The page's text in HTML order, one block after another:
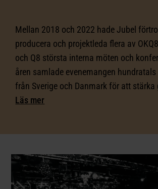
Mellan 2018 och 2022 hade Jubel
producera och projektleda flera av
och Q8 största interna möten och
åren samlade evenemangen
från Sverige och Danmark för att stärka
inspirera organisationen och skapa
däribland Sälen, Stockholm och
arrangemang ansvarade Jubel för
produktion och innehållsutveckling,
Läs mer